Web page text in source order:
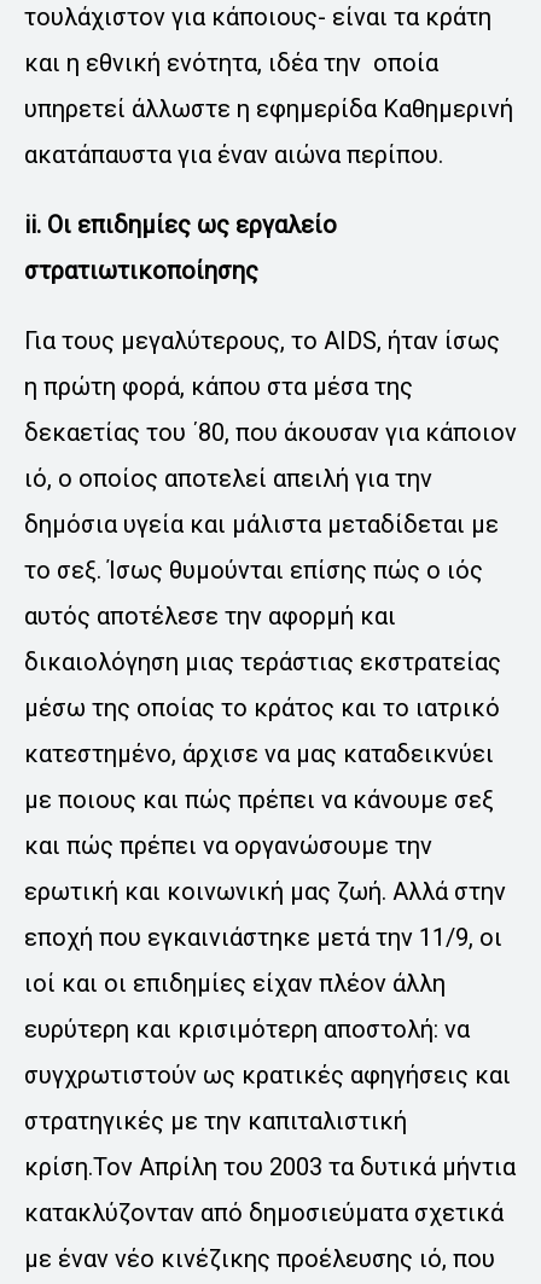
τουλάχιστον για κάποιους- είναι τα κράτη
και η εθνική ενότητα, ιδέα την οποία
υπηρετεί άλλωστε η εφημερίδα Καθημερινή
ακατάπαυστα για έναν αιώνα περίπου.
ii. Οι επιδημίες ως εργαλείο
στρατιωτικοποίησης
Για τους μεγαλύτερους, το AIDS, ήταν ίσως
η πρώτη φορά, κάπου στα μέσα της
δεκαετίας του ΄80, που άκουσαν για κάποιον
ιό, ο οποίος αποτελεί απειλή για την
δημόσια υγεία και μάλιστα μεταδίδεται με
το σεξ. Ίσως θυμούνται επίσης πώς ο ιός
αυτός αποτέλεσε την αφορμή και
δικαιολόγηση μιας τεράστιας εκστρατείας
μέσω της οποίας το κράτος και το ιατρικό
κατεστημένο, άρχισε να μας καταδεικνύει
με ποιους και πώς πρέπει να κάνουμε σεξ
και πώς πρέπει να οργανώσουμε την
ερωτική και κοινωνική μας ζωή. Αλλά στην
εποχή που εγκαινιάστηκε μετά την 11/9, οι
ιοί και οι επιδημίες είχαν πλέον άλλη
ευρύτερη και κρισιμότερη αποστολή: να
συγχρωτιστούν ως κρατικές αφηγήσεις και
στρατηγικές με την καπιταλιστική
κρίση.Τον Απρίλη του 2003 τα δυτικά μήντια
κατακλύζονταν από δημοσιεύματα σχετικά
με έναν νέο κινέζικης προέλευσης ιό, που